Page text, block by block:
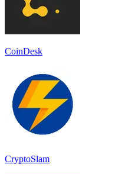
CoinDesk
CryptoSlam